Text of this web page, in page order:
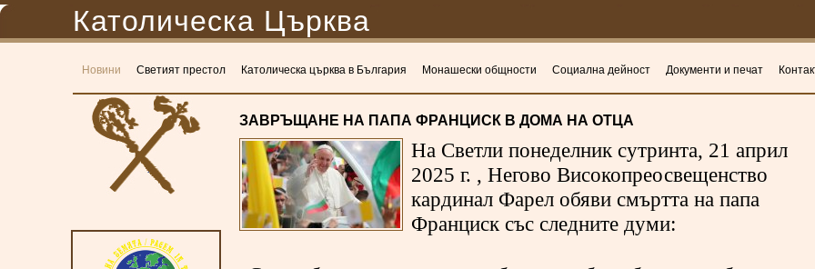
Католическа Църква
Новини Светият престол Католическа църква в България Монашески общности Социална дейност Документи и печат
ЗАВРЪЩАНЕ НА ПАПА ФРАНЦИСК В ДОМА НА ОТЦА
На Светли понеделник сутринта, 21 април
2025 г. , Негово Високопреосвещенство
кардинал Фарел обяви смъртта на папа
Франциск със следните думи: